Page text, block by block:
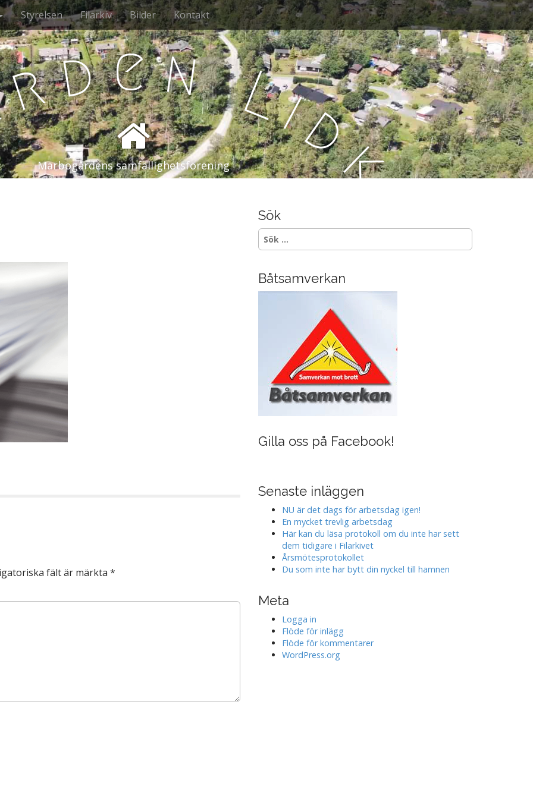
Styrelsen Filarkiv Bilder Kontakt
rd e n Li
dk
p
Marbogårdens samfällighetsförening
fält är märkta *
Sök
Sök
efter:
Båtsamverkan
Gilla oss på Facebook!
Senaste inläggen
NU är det dags för arbetsdag igen!
En mycket trevlig arbetsdag
Här kan du läsa protokoll om du inte har sett
dem tidigare i Filarkivet
Årsmötesprotokollet
Du som inte har bytt din nyckel till hamnen
Meta
Logga in
Flöde för inlägg
Flöde för kommentarer
WordPress.org